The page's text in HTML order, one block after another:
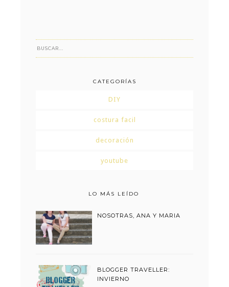
CATEGORÍAS
DIY
costura facil
decoración
youtube
LO MÁS LEÍDO
NOSOTRAS, ANA Y MARIA
BLOGGER TRAVELLER:
INVIERNO